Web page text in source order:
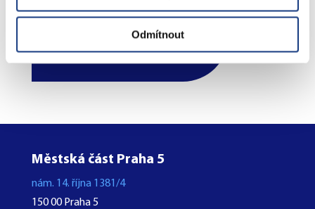
Odmítnout
Objednejte se na úřad
online
Městská část Praha 5
nám. 14. října 1381/4
150 00 Praha 5